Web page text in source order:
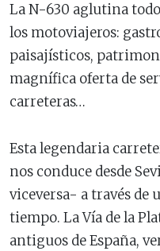
La N-630 aglutina
los motoviajeros:
paisajísticos,
magnífica oferta de
carreteras…
Esta legendaria
nos conduce desde
viceversa- a través de
tiempo. La Vía de la
antiguos de España,